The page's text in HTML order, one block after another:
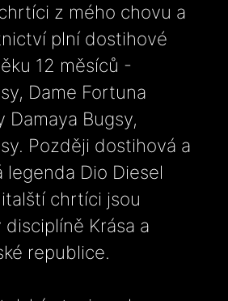
z mého chovu a
plní dostihové
12 měsíců -
Dame Fortuna
Damaya Bugsy,
Později dostihová a
legenda Dio Diesel
chrtíci jsou
Krása a
republice.